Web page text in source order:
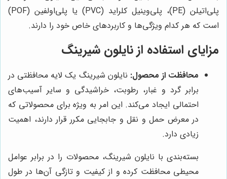
پلی‌اتیلن (PE)، پلی‌وینیل کلراید (PVC) یا پلی‌اولفین (POF)
است که هر کدام ویژگی‌ها و کاربردهای خاص خود را دارند.
مزایای استفاده از نایلون شیرینگ
محافظت از محصول: نایلون شیرینگ یک لایه محافظتی در
برابر گرد و غبار، رطوبت، خراشیدگی و سایر آسیب‌های
احتمالی ایجاد می‌کند. این امر به ویژه برای محصولاتی که
در معرض حمل و نقل و جابجایی مکرر قرار دارند، اهمیت
زیادی دارد.
بسته‌بندی با نایلون شیرینگ، محصولات را در برابر عوامل
محیطی محافظت کرده و از کیفیت و تازگی آن‌ها در طول